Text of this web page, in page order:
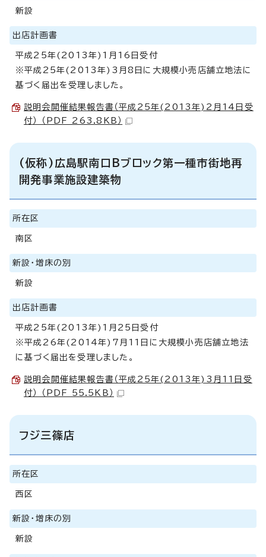
新設
出店計画書
平成25年(2013年)1月16日受付
※平成25年(2013年)3月8日に大規模小売店舗立地法に
基づく届出を受理しました。
説明会開催結果報告書（平成25年(2013年)2月14日受
付） （PDF 263.8KB）
(仮称)広島駅南口Bブロック第一種市街地再
開発事業施設建築物
所在区
南区
新設・増床の別
新設
出店計画書
平成25年(2013年)1月25日受付
※平成26年(2014年)7月11日に大規模小売店舗立地法
に基づく届出を受理しました。
説明会開催結果報告書（平成25年(2013年)3月11日受
付） （PDF 55.5KB）
フジ三篠店
所在区
西区
新設・増床の別
新設